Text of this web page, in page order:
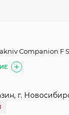
Companion F
г.